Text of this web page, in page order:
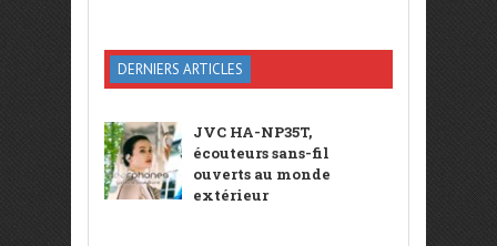
DERNIERS ARTICLES
JVC HA-NP35T,
écouteurs sans-fil
ouverts au monde
extérieur